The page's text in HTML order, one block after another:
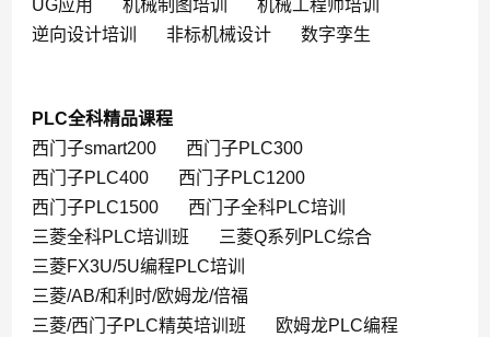
UG应用
机械制图培训
机械工程师培训
逆向设计培训
非标机械设计 数字孪生
PLC全科精品课程
西门子smart200
西门子PLC300
西门子PLC400
西门子PLC1200
西门子PLC1500
西门子全科PLC培训
三菱全科PLC培训班
三菱Q系列PLC综合
三菱FX3U/5U编程PLC培训
三菱/AB/和利时/欧姆龙/倍福
三菱/西门子PLC精英培训班
欧姆龙PLC编程